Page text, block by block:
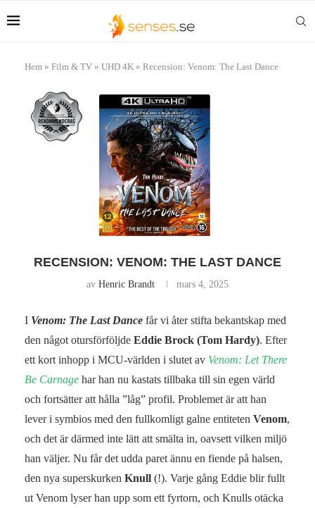
Hem » Film & TV » UHD 4K » Recension: Venom: The Last Dance
RECENSION: VENOM: THE LAST DANCE
av Henric Brandt mars 4, 2025
I Venom: The Last Dance får vi åter stifta bekantskap med
den något otursförföljde Eddie Brock (Tom Hardy). Efter
ett kort inhopp i MCU-världen i slutet av Venom: Let There
Be Carnage har han nu kastats tillbaka till sin egen värld
och fortsätter att hålla ”låg” profil. Problemet är att han
lever i symbios med den fullkomligt galne entiteten Venom,
och det är därmed inte lätt att smälta in, oavsett vilken miljö
han väljer. Nu får det udda paret ännu en fiende på halsen,
den nya superskurken Knull (!). Varje gång Eddie blir fullt
ut Venom lyser han upp som ett fyrtorn, och Knulls otäcka